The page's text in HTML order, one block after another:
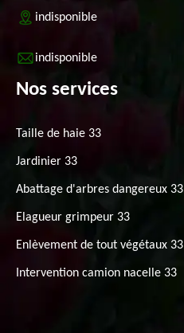
indisponible
indisponible
Nos services
Taille de haie 33
Jardinier 33
Abattage d'arbres dangereux 33
Elagueur grimpeur 33
Enlèvement de tout végétaux 33
Intervention camion nacelle 33